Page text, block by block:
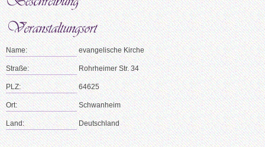
Name: evangelische Kirche
Straße: Rohrheimer Str. 34
PLZ: 64625
Ort: Schwanheim
Land: Deutschland